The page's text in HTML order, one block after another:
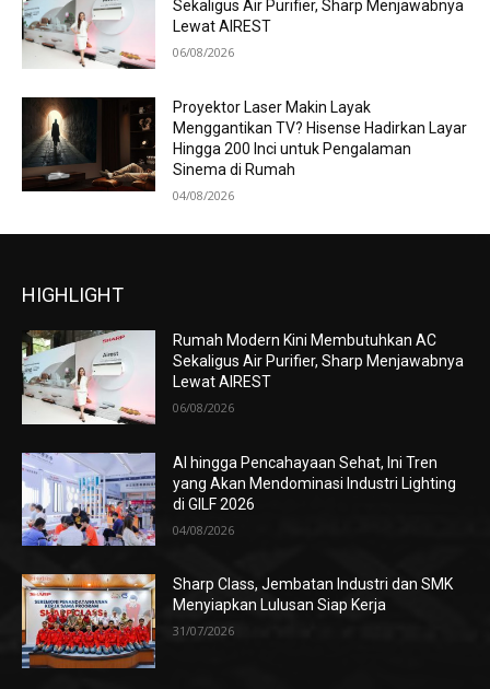
Sekaligus Air Purifier, Sharp Menjawabnya
Lewat AIREST
06/08/2026
Proyektor Laser Makin Layak
Menggantikan TV? Hisense Hadirkan Layar
Hingga 200 Inci untuk Pengalaman
Sinema di Rumah
04/08/2026
HIGHLIGHT
Rumah Modern Kini Membutuhkan AC
Sekaligus Air Purifier, Sharp Menjawabnya
Lewat AIREST
06/08/2026
AI hingga Pencahayaan Sehat, Ini Tren
yang Akan Mendominasi Industri Lighting
di GILF 2026
04/08/2026
Sharp Class, Jembatan Industri dan SMK
Menyiapkan Lulusan Siap Kerja
31/07/2026